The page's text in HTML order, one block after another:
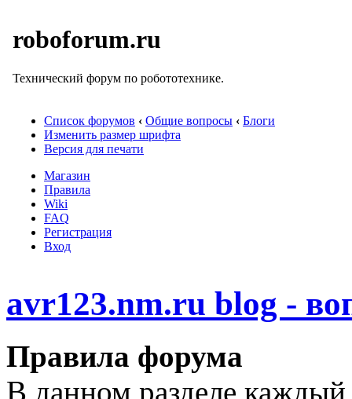
roboforum.ru
Технический форум по робототехнике.
Список форумов ‹ Общие вопросы ‹ Блоги
Изменить размер шрифта
Версия для печати
Магазин
Правила
Wiki
FAQ
Регистрация
Вход
avr123.nm.ru blog -
Правила форума
В данном разделе